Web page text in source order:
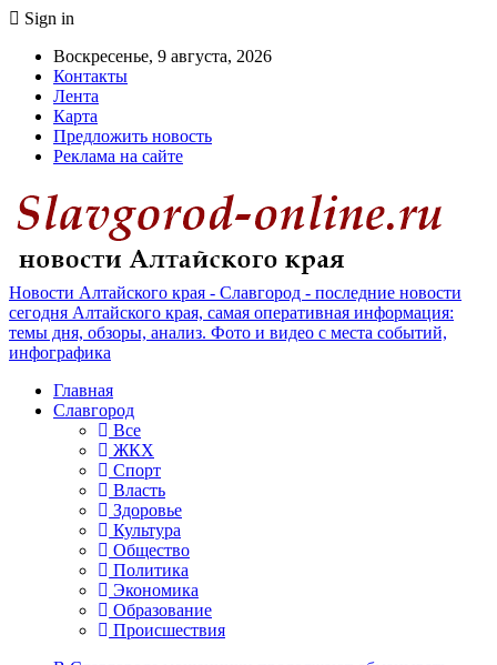
Sign in
Воскресенье, 9 августа, 2026
Контакты
Лента
Карта
Предложить новость
Реклама на сайте
Новости Алтайского края - Славгород - последние новости
сегодня Алтайского края, самая оперативная информация:
темы дня, обзоры, анализ. Фото и видео с места событий,
инфографика
Главная
Славгород
Все
ЖКХ
Спорт
Власть
Здоровье
Культура
Общество
Политика
Экономика
Образование
Происшествия